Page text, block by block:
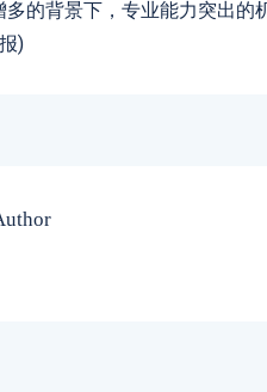
多的背景下，专业能力突出的
)